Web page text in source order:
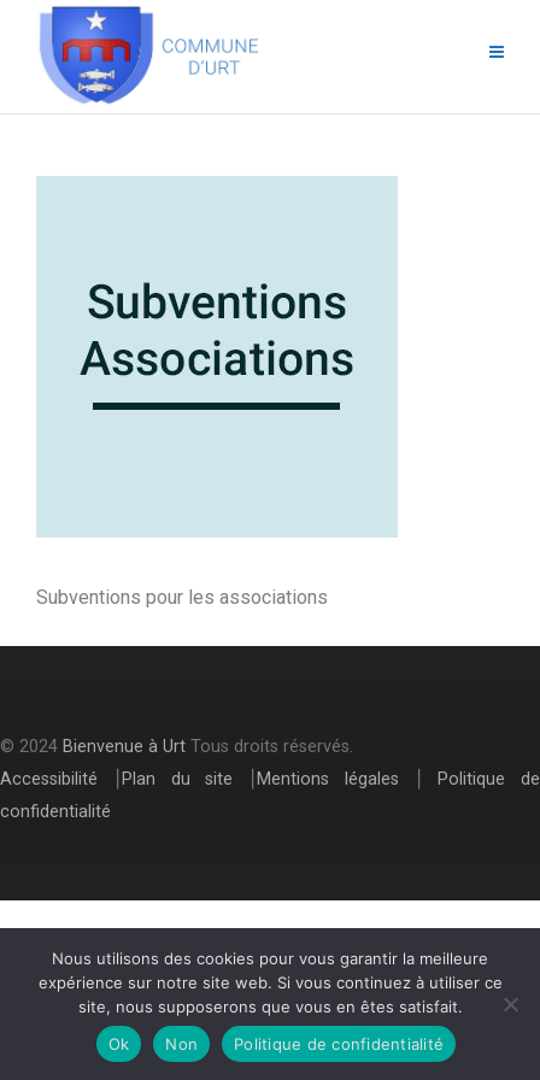
Subventions pour les associations
© 2024 Bienvenue à Urt Tous droits réservés.
Accessibilité
Plan du site Mentions légales
Politique de
confidentialité
Nous utilisons des cookies pour vous garantir la meilleure
expérience sur notre site web. Si vous continuez à utiliser ce
site, nous supposerons que vous en êtes satisfait.
Ok
Non Politique de confidentialité